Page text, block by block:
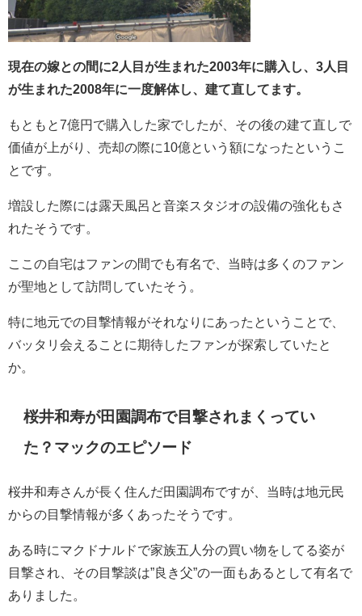
現在の嫁との間に2人目が生まれた2003年に購入し、3人目
が生まれた2008年に一度解体し、建て直してます。
もともと7億円で購入した家でしたが、その後の建て直しで
価値が上がり、売却の際に10億という額になったというこ
とです。
増設した際には露天風呂と音楽スタジオの設備の強化もさ
れたそうです。
ここの自宅はファンの間でも有名で、当時は多くのファン
が聖地として訪問していたそう。
特に地元での目撃情報がそれなりにあったということで、
バッタリ会えることに期待したファンが探索していたと
か。
桜井和寿が田園調布で目撃されまくってい
た？マックのエピソード
桜井和寿さんが長く住んだ田園調布ですが、当時は地元民
からの目撃情報が多くあったそうです。
ある時にマクドナルドで家族五人分の買い物をしてる姿が
目撃され、その目撃談は”良き父”の一面もあるとして有名で
ありました。